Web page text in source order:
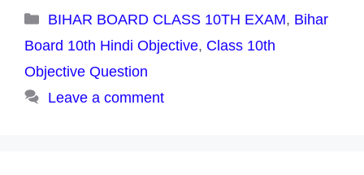
Categories
BIHAR BOARD CLASS 10TH EXAM, Bihar
Board 10th Hindi Objective, Class 10th
Objective Question
Leave a comment